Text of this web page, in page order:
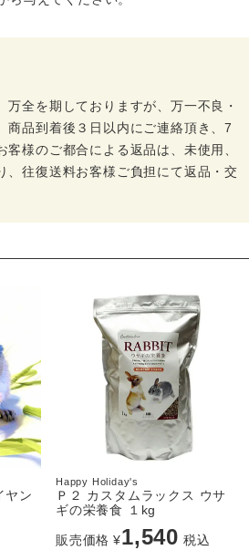
全を期しておりますが、万一不良・
商品到着後３日以内にご連絡頂き、7
客様のご都合による返品は、未使用、
、往復送料お客様ご負担にて返品・交
ヤン
Happy Holiday's
Ｐ２ カスタムラックス ウサ
ギの栄養食 １kg
販売価格 ¥1,540 税込